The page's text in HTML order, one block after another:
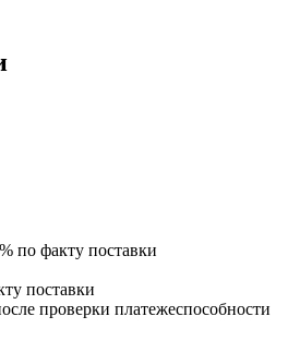
по факту поставки
поставки
проверки платежеспособности